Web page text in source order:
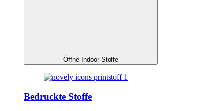
Öffne Indoor-Stoffe
Bedruckte Stoffe